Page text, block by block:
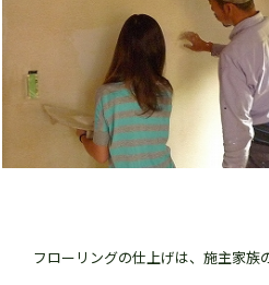
フローリングの仕上げは、施主家